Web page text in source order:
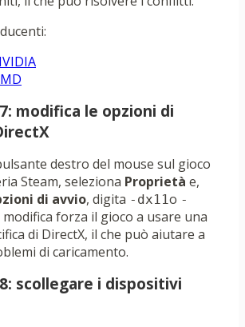
modifica le opzioni di
destro del mouse sul gioco
Steam, seleziona Proprietà e,
di avvio, digita -dx11o -
modifica forza il gioco a usare una
di DirectX, il che può aiutare a
di caricamento.
scollegare i dispositivi